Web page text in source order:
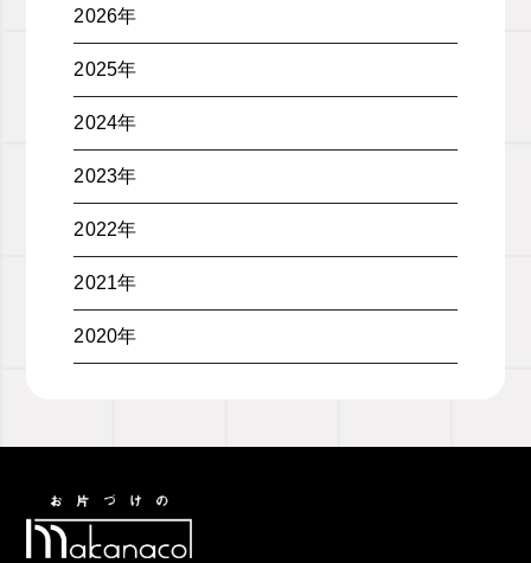
2026年
2025年
2024年
2023年
2022年
2021年
2020年